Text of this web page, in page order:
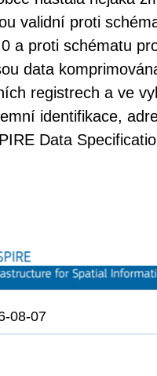
validní proti
a proti schématu
data
registrech a ve
identifikace,
Data
08-07